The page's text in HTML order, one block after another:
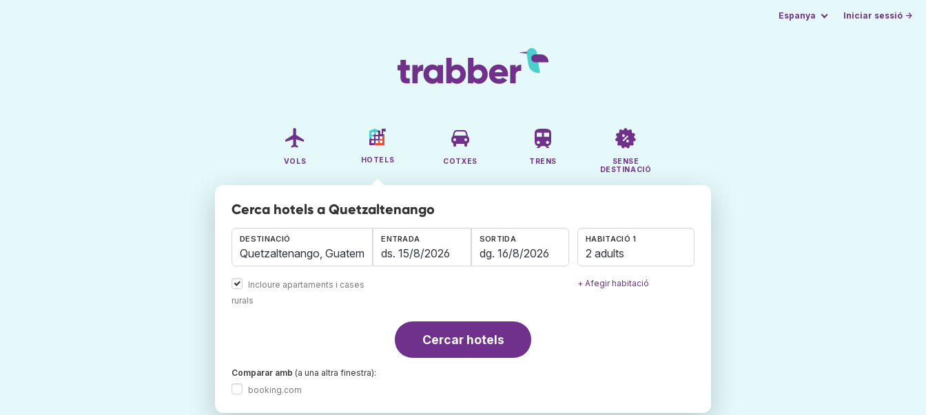
Espanya Iniciar sessió →
VOLS HOTELS COTXES TRENS
SENSE
DESTINACIÓ
Cerca hotels a Quetzaltenango
DESTINACIÓ
Incloure apartaments i cases
rurals
ENTRADA SORTIDA HABITACIÓ 1
2 adults
+ Afegir habitació
Cercar hotels
Comparar amb (a una altra finestra):
booking.com